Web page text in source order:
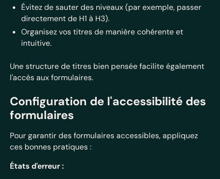
Évitez de sauter des niveaux (par exemple, passer
directement de H1 à H3).
Organisez vos titres de manière cohérente et
intuitive.
Une structure de titres bien pensée facilite également
l'accès aux formulaires.
Configuration de l'accessibilité des
formulaires
Pour garantir des formulaires accessibles, appliquez
ces bonnes pratiques :
États d'erreur :